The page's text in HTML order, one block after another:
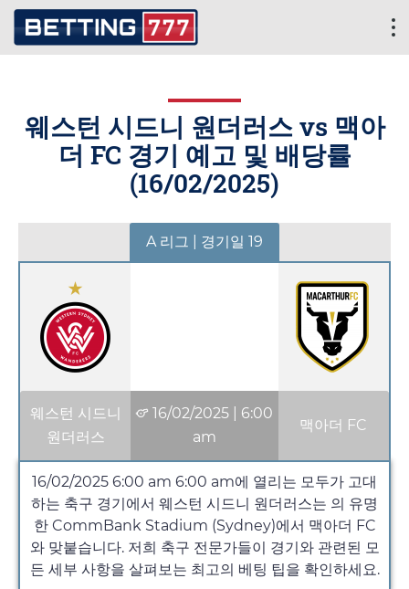
웨스턴 시드니 원더러스 vs 맥아
더 FC 경기 예고 및 배당률
(16/02/2025)
A 리그 | 경기일 19
웨스턴 시드니
원더러스
16/02/2025
6:00
am
맥아더 FC
16/02/2025 6:00 am 6:00 am에 열리는 모두가 고대
하는 축구 경기에서 웨스턴 시드니 원더러스는 의 유명
한 CommBank Stadium (Sydney)에서 맥아더 FC
와 맞붙습니다. 저희 축구 전문가들이 경기와 관련된 모
든 세부 사항을 살펴보는 최고의 베팅 팁을 확인하세요.